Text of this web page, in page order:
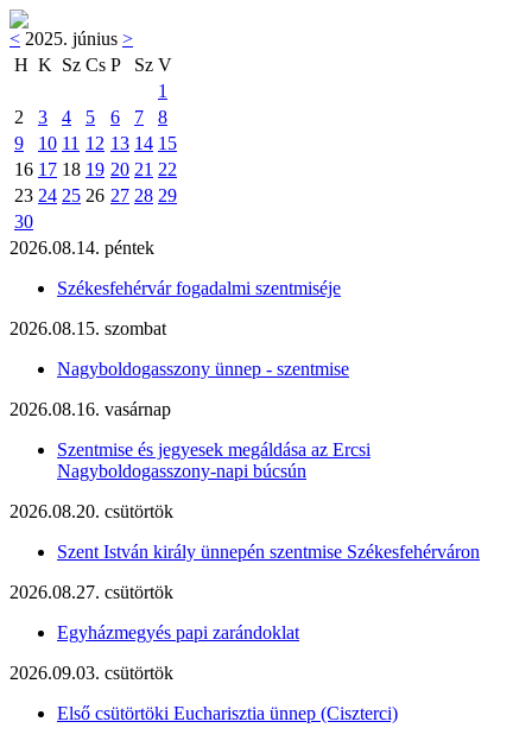
< 2025. június >
H K Sz Cs P Sz V
1
2
3 4 5 6 7
8
9
10 11 12 13 14 15
16 17 18 19 20 21 22
23 24 25 26 27 28 29
30
2026.08.14. péntek
Székesfehérvár fogadalmi szentmiséje
2026.08.15. szombat
Nagyboldogasszony ünnep - szentmise
2026.08.16. vasárnap
Szentmise és jegyesek megáldása az Ercsi
Nagyboldogasszony-napi búcsún
2026.08.20. csütörtök
Szent István király ünnepén szentmise Székesfehérváron
2026.08.27. csütörtök
Egyházmegyés papi zarándoklat
2026.09.03. csütörtök
Első csütörtöki Eucharisztia ünnep (Ciszterci)